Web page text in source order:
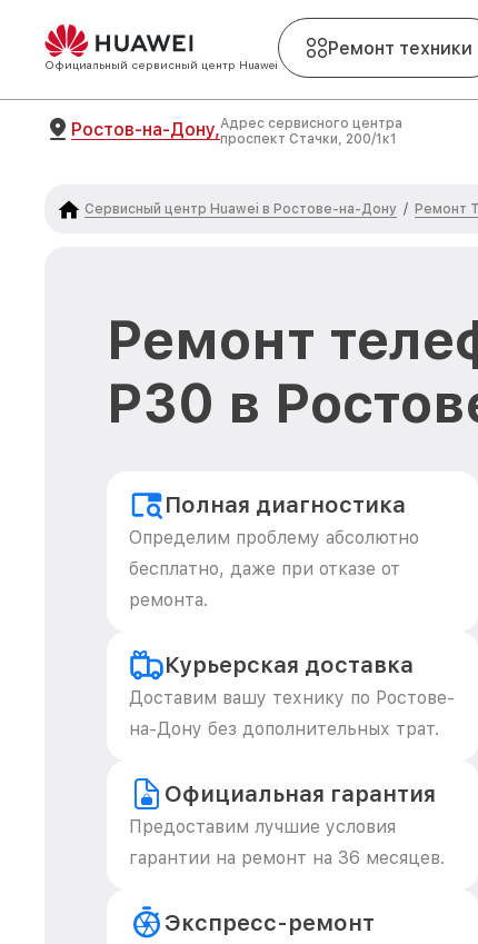
Официальный сервисный центр Huawei
Ремонт техники
Ростов-на-Дону,Адрес сервисного центра
проспект Стачки, 200/1к1
Сервисный центр Huawei в Ростове-на-Дону / Ремонт
Ремонт
P30 в
Полная диагностика
Определим проблему абсолютно
бесплатно, даже при отказе от
ремонта.
Курьерская доставка
Доставим вашу технику по Ростове-
на-Дону без дополнительных трат.
Официальная гарантия
Предоставим лучшие условия
гарантии на ремонт на 36 месяцев.
Экспресс-ремонт